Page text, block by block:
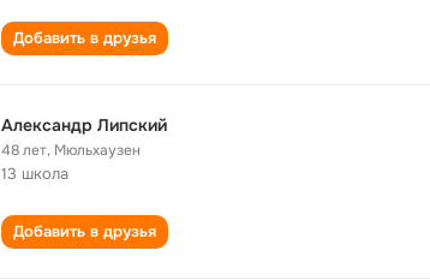
Добавить в друзья
Александр Липский
48 лет, Мюльхаузен
13 школа
Добавить в друзья